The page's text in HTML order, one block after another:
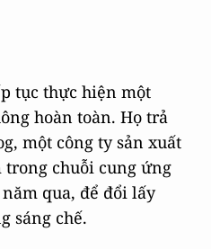
tục thực hiện một
hoàn toàn. Họ trả
một công ty sản xuất
chuỗi cung ứng
qua, để đổi lấy
sáng chế.